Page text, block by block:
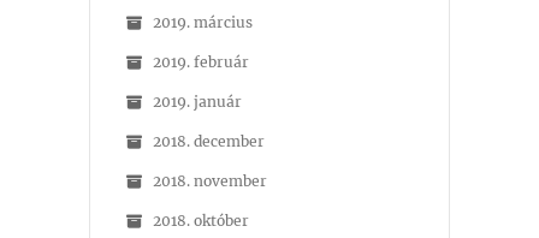
2019. március
2019. február
2019. január
2018. december
2018. november
2018. október